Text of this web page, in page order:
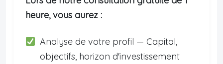
heure, vous aurez :
Analyse de votre profil — Capital,
objectifs, horizon d'investissement